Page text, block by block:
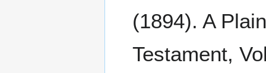
(1894). A
Testament,